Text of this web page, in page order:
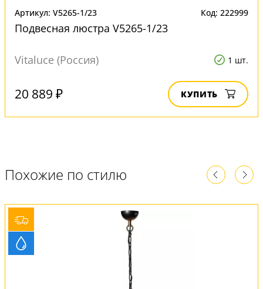
Артикул: V5265-1/23 Код: 222999
Подвесная люстра V5265-1/23
Vitaluce (Россия) 1 шт.
20 889 ₽ КУПИТЬ
Похожие по стилю